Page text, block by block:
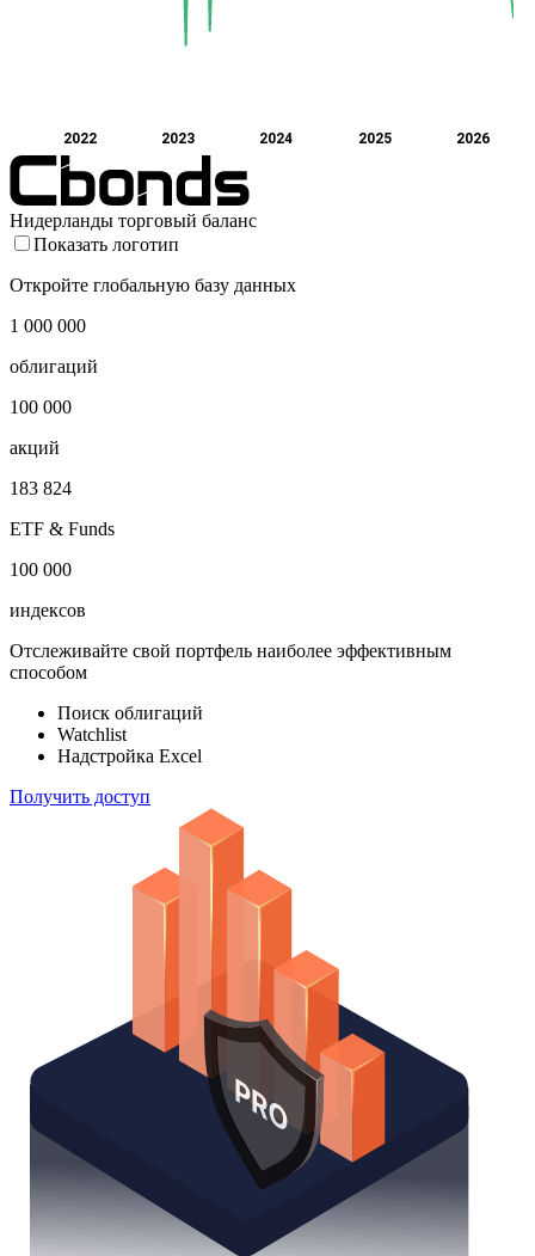
2022 2023 2024 2025 2026
Нидерланды торговый баланс
Показать логотип
Откройте глобальную базу данных
1 000 000
облигаций
100 000
акций
183 824
ETF & Funds
100 000
индексов
Отслеживайте свой портфель наиболее эффективным
способом
Поиск облигаций
Watchlist
Надстройка Excel
Получить доступ